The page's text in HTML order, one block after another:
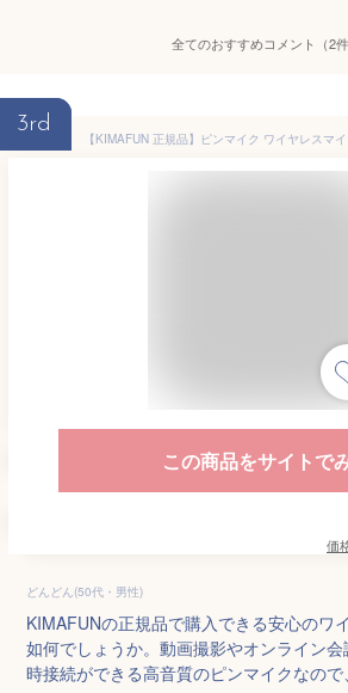
全てのおすすめコメント（2件
3rd
この商品をサイトで
価
どんどん(50代・男性)
KIMAFUNの正規品で購入できる安心のワ
如何でしょうか。動画撮影やオンライン
時接続ができる高音質のピンマイクなので